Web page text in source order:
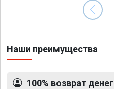
Наши преимущества
100% возврат денег